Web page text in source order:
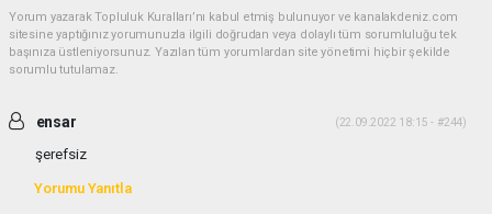
Yorum yazarak Topluluk Kuralları’nı kabul etmiş bulunuyor ve kanalakdeniz.com
sitesine yaptığınız yorumunuzla ilgili doğrudan veya dolaylı tüm sorumluluğu tek
başınıza üstleniyorsunuz. Yazılan tüm yorumlardan site yönetimi hiçbir şekilde
sorumlu tutulamaz.
ensar (22.09.2022 18:15 - #244)
şerefsiz
Yorumu Yanıtla